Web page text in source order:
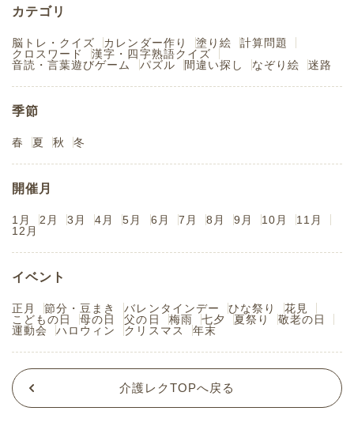
カテゴリ
脳トレ・クイズ カレンダー作り 塗り絵
計算問題
クロスワード
漢字・四字熟語クイズ
音読・言葉遊びゲーム
パズル 間違い探し なぞり絵 迷路
季節
春 夏 秋 冬
開催月
1月 2月 3月 4月 5月 6月 7月 8月 9月 10月
11月
12月
イベント
正月 節分・豆まき バレンタインデー ひな祭り
花見
こどもの日
母の日 父の日 梅雨 七夕 夏祭り
敬老の日
運動会
ハロウィン クリスマス 年末
介護レクTOPへ戻る